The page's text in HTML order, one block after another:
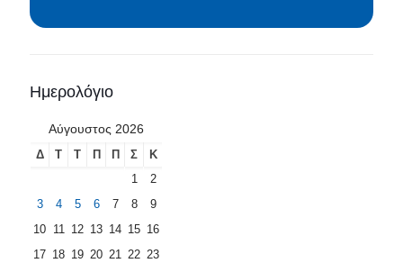
Ημερολόγιο
Αύγουστος 2026
Δ Τ Τ Π Π Σ
Κ
1
2
3
4 5 6 7 8
9
10 11 12 13 14 15 16
17 18 19 20 21 22 23